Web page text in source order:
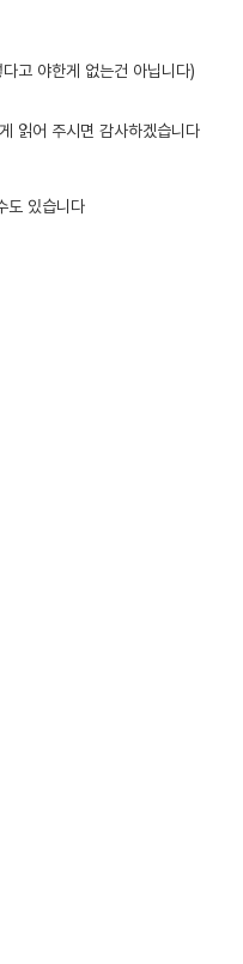
고 야한게 없는건 아닙니다)
읽어 주시면 감사하겠습니다
도 있습니다